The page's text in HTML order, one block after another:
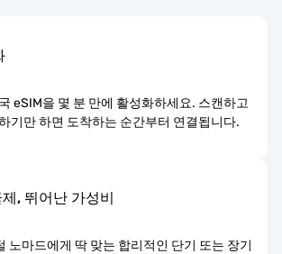
eSIM을 몇 분 만에 활성화하세요. 스캔하고
기만 하면 도착하는 순간부터 연결됩니다.
, 뛰어난 가성비
노마드에게 딱 맞는 합리적인 단기 또는 장기